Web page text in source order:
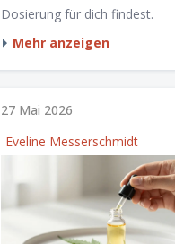
Dosierung für dich findest.
Mehr anzeigen
27 Mai 2026
Eveline Messerschmidt